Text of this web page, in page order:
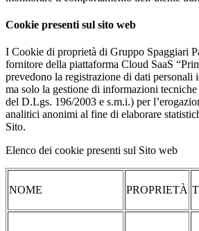
Cookie presenti sul sito web
I Cookie di proprietà di Gruppo Spaggiari
fornitore della piattaforma Cloud SaaS
prevedono la registrazione di dati personali
ma solo la gestione di informazioni
del D.Lgs. 196/2003 e s.m.i.) per
analitici anonimi al fine di elaborare
Sito.
Elenco dei cookie presenti sul Sito web
NOME PROPRIETÀ